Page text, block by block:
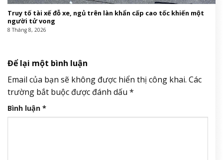
Truy tố tài xế đỗ xe, ngủ trên làn khẩn cấp cao tốc khiến một
người tử vong
8 Tháng 8, 2026
Để lại một bình luận
Email của bạn sẽ không được hiển thị công khai. Các
trường bắt buộc được đánh dấu *
Bình luận *